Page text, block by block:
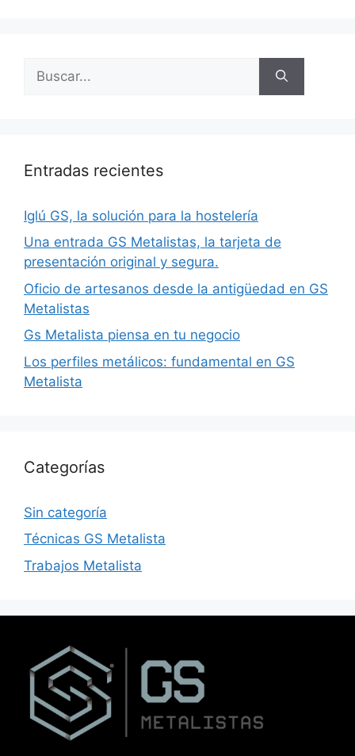
Entradas recientes
Iglú GS, la solución para la hostelería
Una entrada GS Metalistas, la tarjeta de
presentación original y segura.
Oficio de artesanos desde la antigüedad en GS
Metalistas
Gs Metalista piensa en tu negocio
Los perfiles metálicos: fundamental en GS
Metalista
Categorías
Sin categoría
Técnicas GS Metalista
Trabajos Metalista